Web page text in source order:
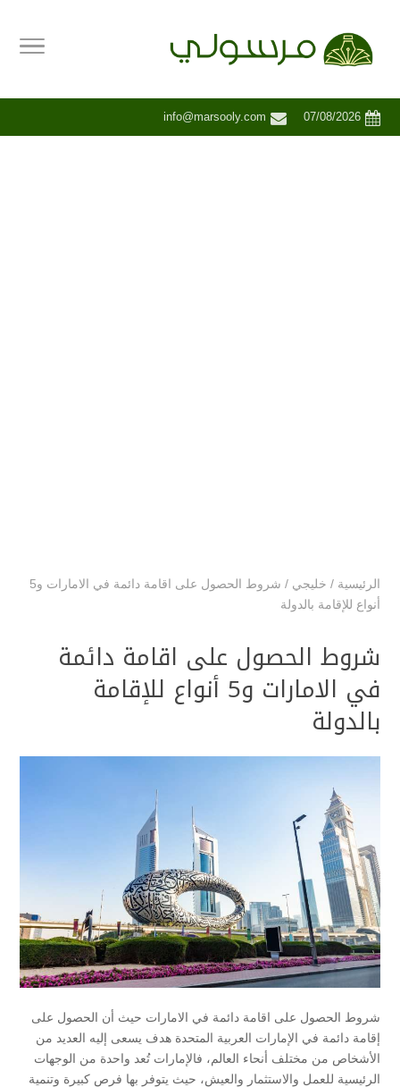
07/08/2026
info@marsooly.com
الرئيسية / خليجي /
شروط الحصول على اقامة دائمة في الامارات و5
أنواع للإقامة بالدولة
شروط الحصول على اقامة دائمة
في الامارات و5 أنواع للإقامة
بالدولة
شروط الحصول على اقامة دائمة في الامارات حيث أن الحصول على
إقامة دائمة في الإمارات العربية المتحدة هدف يسعى إليه العديد من
الأشخاص من مختلف أنحاء العالم، فالإمارات تُعد واحدة من الوجهات
الرئيسية للعمل والاستثمار والعيش، حيث يتوفر بها فرص كبيرة وتنمية